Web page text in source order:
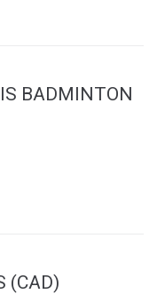
BADMINTON
(CAD)